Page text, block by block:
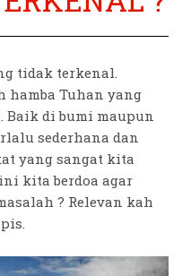
tidak terkenal.
hamba Tuhan yang
Baik di bumi maupun
sederhana dan
yang sangat kita
kita berdoa agar
? Relevan kah